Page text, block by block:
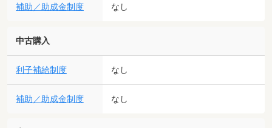
補助／助成金制度 なし
中古購入
利子補給制度 なし
補助／助成金制度 なし